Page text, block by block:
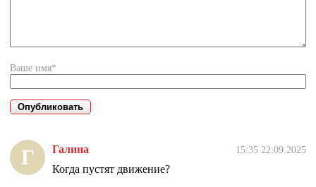
Ваше имя*
Г Галина 15:35 22.09.2025
Когда пустят движение?